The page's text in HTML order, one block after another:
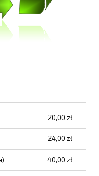
płatności
20,00 zł
24,00 zł
40,00 zł